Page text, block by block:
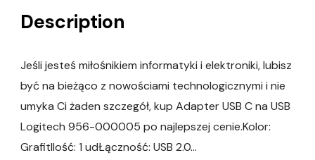
Description
Jeśli jesteś miłośnikiem informatyki i elektroniki, lubisz
być na bieżąco z nowościami technologicznymi i nie
umyka Ci żaden szczegół, kup Adapter USB C na USB
Logitech 956-000005 po najlepszej cenie.Kolor:
GrafitIlość: 1 udŁączność: USB 2.0…